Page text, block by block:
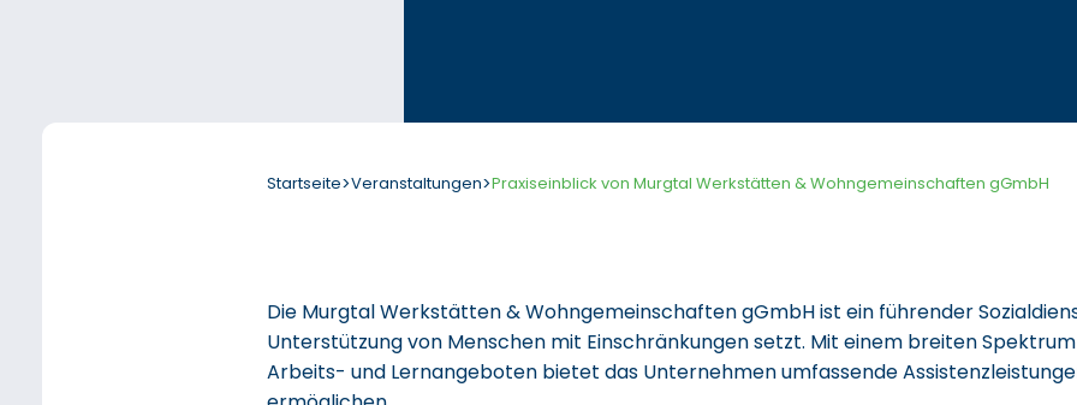
Startseite>Veranstaltungen>Praxiseinblick von Murgtal Werkstätten & Wohngemeinschaften gGmbH